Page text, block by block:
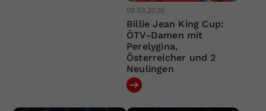
09.03.2026
Billie Jean King Cup:
ÖTV-Damen mit
Perelygina,
Österreicher und 2
Neulingen